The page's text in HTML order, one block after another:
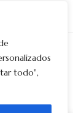
todo",
Creativos